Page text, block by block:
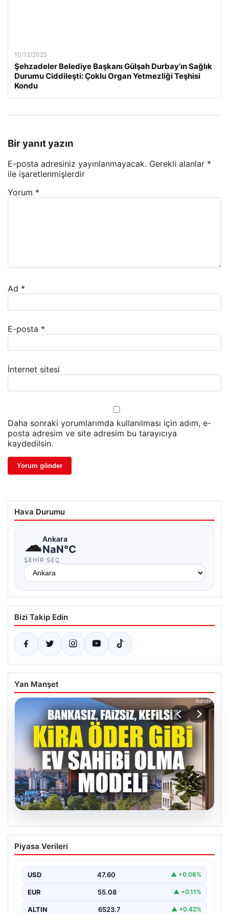
10/12/2025
Şehzadeler Belediye Başkanı Gülşah Durbay’ın Sağlık
Durumu Ciddileşti: Çoklu Organ Yetmezliği Teşhisi
Kondu
Bir yanıt yazın
E-posta adresiniz yayınlanmayacak. Gerekli alanlar *
ile işaretlenmişlerdir
Yorum *
Ad *
E-posta *
İnternet sitesi
Daha sonraki yorumlarımda kullanılması için adım, e-
posta adresim ve site adresim bu tarayıcıya
kaydedilsin.
Hava Durumu
☁Ankara
NaN°C
ŞEHIR SEÇ
Bizi Takip Edin
Yan Manşet
DAP Yapı’dan bir ilk! Emlak Konut
güvencesi Dap vizyonuyla kendi
Piyasa Verileri
USD 47.60 ▲ +0.06%
EUR 55.08 ▲ +0.11%
ALTIN 6523.7 ▲ +0.42%